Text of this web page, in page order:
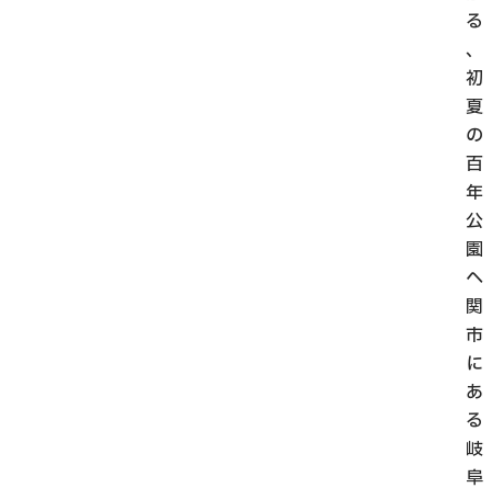
る
、
初
夏
の
百
年
公
園
へ
関
市
に
あ
る
岐
阜